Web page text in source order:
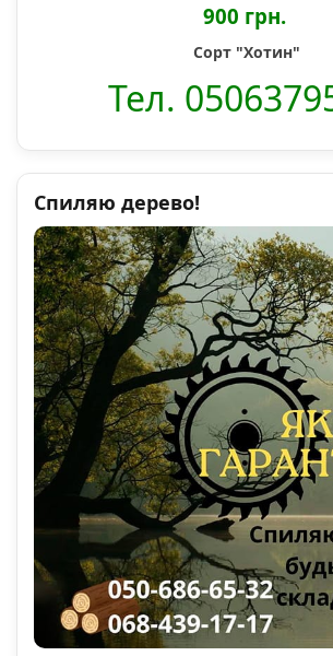
900 грн.
Сорт "Хотин"
Тел.
Спиляю дерево!